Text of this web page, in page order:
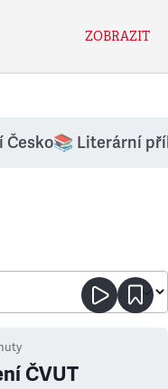
ZOBRAZIT
📚 Literární
ČVUT